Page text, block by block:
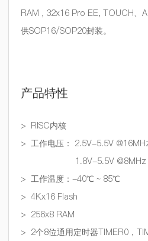
RAM , 32x16 Pro EE, TOUCH、
供SOP16/SOP20封装。
产品特性
> RISC内核
> 工作电压： 2.5V-5.5V
1.8V-5.5V @8MHz
> 工作温度：-40℃ ~ 85℃
> 4Kx16 Flash
> 256x8 RAM
> 2个8位通用定时器TIMER0，